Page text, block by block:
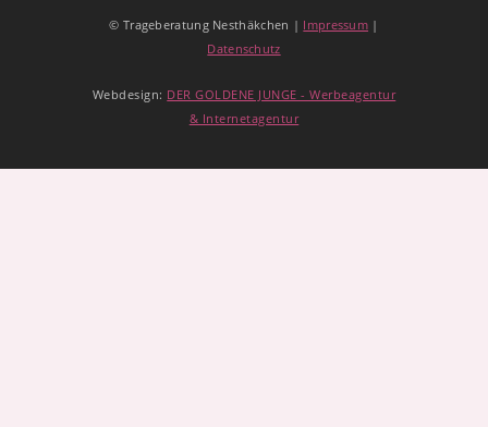
© Trageberatung Nesthäkchen | Impressum |
Datenschutz
Webdesign: DER GOLDENE JUNGE - Werbeagentur
& Internetagentur